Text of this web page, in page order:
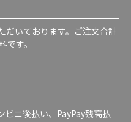
だいております。ご注文合計
す。
ビニ後払い、PayPay残高払